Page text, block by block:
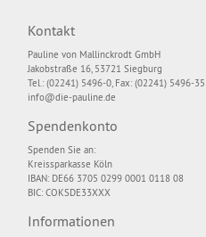
Kontakt
Pauline von Mallinckrodt GmbH
Jakobstraße 16, 53721 Siegburg
Tel.: (02241) 5496-0, Fax: (02241) 5496-35
info@die-pauline.de
Spendenkonto
Spenden Sie an:
Kreissparkasse Köln
IBAN: DE66 3705 0299 0001 0118 08
BIC: COKSDE33XXX
Informationen